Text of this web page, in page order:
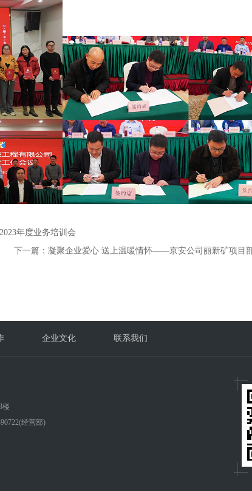
年度业务培训会
下一篇： 凝聚企业爱心 送上温暖情怀——京安公司丽新矿项目
企业文化 联系我们
楼
经营部)